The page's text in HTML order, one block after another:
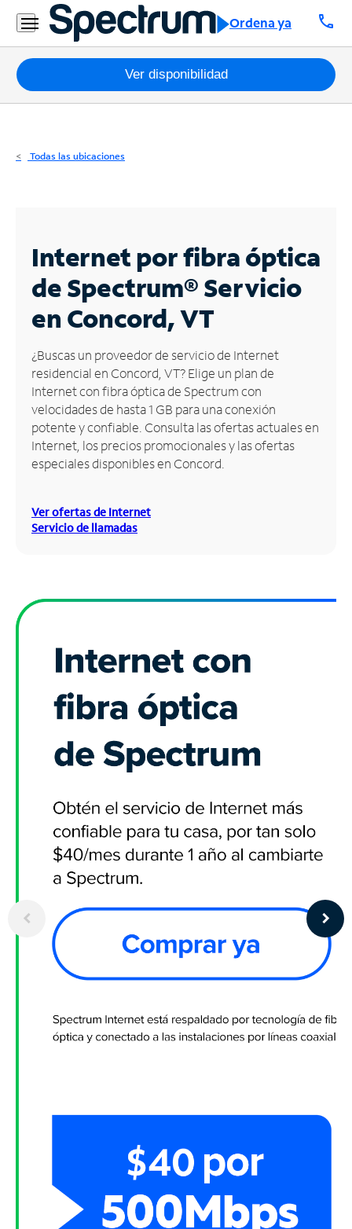
Ordena ya call
Residencial
Business
Paquetes
Internet
Business
Contáctanos
Inglés
Administrar
cuenta
Encuentra
una
tienda
Ver disponibilidad
Todas las ubicaciones
Internet por fibra óptica
de Spectrum®Servicio
en Concord, VT
¿Buscas un proveedor de servicio de Internet
residencial en Concord, VT? Elige un plan de
Internet con fibra óptica de Spectrum con
velocidades de hasta 1 GB para una conexión
potente y confiable. Consulta las ofertas actuales en
Internet, los precios promocionales y las ofertas
especiales disponibles en Concord.
Ver ofertas de Internet
Servicio de llamadas